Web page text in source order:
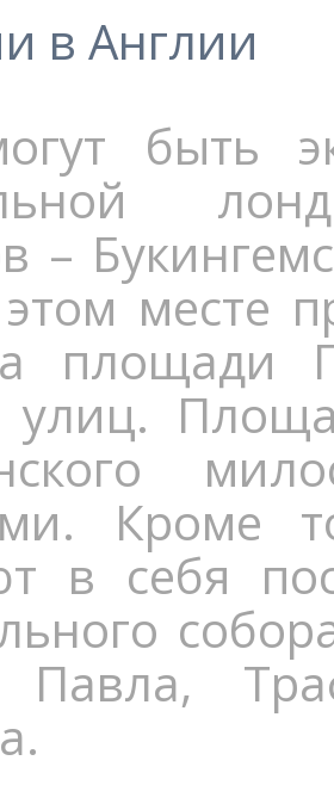
в Англии
быть
–
месте
улиц.
Кроме
в себя
Павла,